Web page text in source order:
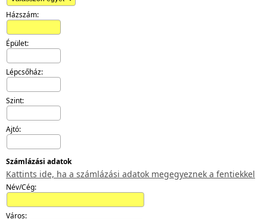
Házszám:
Épület:
Lépcsőház:
Szint:
Ajtó:
Számlázási adatok
Kattints ide, ha a számlázási adatok megegyeznek a fentiekkel
Név/Cég:
Város: